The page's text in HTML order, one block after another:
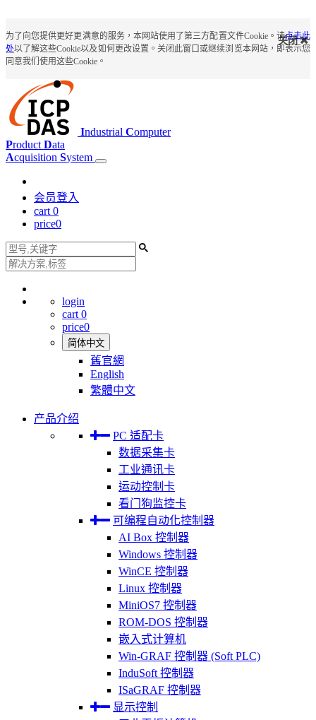
为了向您提供更好更满意的服务，本网站使用了第三方配置文件Cookie。请点击此
处以了解这些Cookie以及如何更改设置。关闭此窗口或继续浏览本网站，即表示您
同意我们使用这些Cookie。
关闭
Industrial Computer
Product Data
Acquisition System
会员登入
cart 0
price0
login
cart 0
price0
简体中文
舊官網
English
繁體中文
产品介绍
PC 适配卡
数据采集卡
工业通讯卡
运动控制卡
看门狗监控卡
可编程自动化控制器
AI Box 控制器
Windows 控制器
WinCE 控制器
Linux 控制器
MiniOS7 控制器
ROM-DOS 控制器
嵌入式计算机
Win-GRAF 控制器 (Soft PLC)
InduSoft 控制器
ISaGRAF 控制器
显示控制